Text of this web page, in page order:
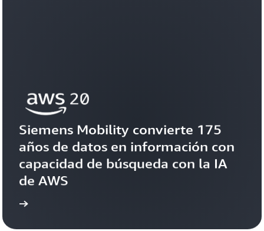
Siemens Mobility convierte 175
años de datos en información con
capacidad de búsqueda con la IA
de AWS
Ver la